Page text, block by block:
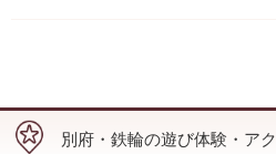
別府・鉄輪の遊び体験・ア